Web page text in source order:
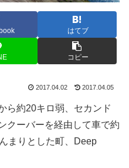
はてブ
コピー
2017.04.02 2017.04.05
ら約20キロ弱、セカンド
クーバーを経由して車で約
まりとした町、Deep